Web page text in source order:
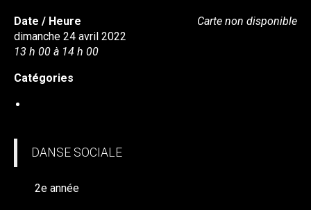
Carte non disponible
Date / Heure
dimanche 24 avril 2022
13 h 00 à 14 h 00
Catégories
DANSE SOCIALE
2e année